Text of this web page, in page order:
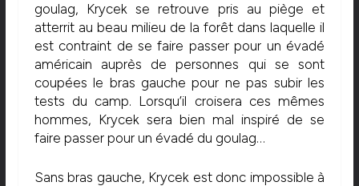
goulag, Krycekse retrouve pris au piège et
atterrit au beau milieu de la forêt dans laquelle il
est contraint de se faire passer pour un évadé
américain auprès de personnes qui se sont
coupées le bras gauche pour ne pas subir les
tests du camp. Lorsqu’il croisera ces mêmes
hommes, Kryceksera bien mal inspiré de se
faire passer pour un évadé du goulag…
Sans bras gauche, Krycek est donc impossible à